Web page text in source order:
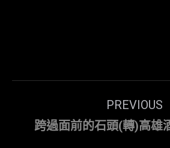
navigation
PREVIOUS
跨過面前的石頭(轉)高雄